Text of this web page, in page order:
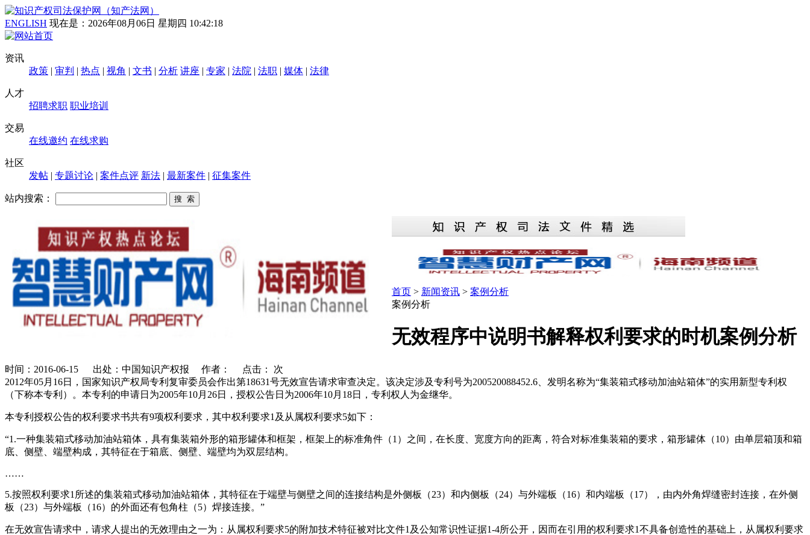
ENGLISH 现在是： 2026年08月06日 星期四 10:42:19
资讯
政策 | 审判 | 热点 | 视角 | 文书 | 分析 讲座 | 专家 | 法院 | 法职 | 媒体 | 法律
人才
招聘求职 职业培训
交易
在线邀约 在线求购
社区
发帖 | 专题讨论 | 案件点评 新法 | 最新案件 | 征集案件
站内搜索：
首页 > 新闻资讯 > 案例分析
案例分析
无效程序中说明书解释权利要求的时机案例分析
时间：2016-06-15 出处：中国知识产权报 作者： 点击：
次
2012年05月16日，国家知识产权局专利复审委员会作出第18631号无效宣告请求审查决定。该决定涉及专利号为200520088452.6、发明名称为“集装箱式移动加油站箱体”的实用新型专利权
（下称本专利）。本专利的申请日为2005年10月26日，授权公告日为2006年10月18日，专利权人为金继华。
本专利授权公告的权利要求书共有9项权利要求，其中权利要求1及从属权利要求5如下：
“1.一种集装箱式移动加油站箱体，具有集装箱外形的箱形罐体和框架，框架上的标准角件（1）之间，在长度、宽度方向的距离，符合对标准集装箱的要求，箱形罐体（10）由单层箱顶和箱
底、侧壁、端壁构成，其特征在于箱底、侧壁、端壁均为双层结构。
……
5.按照权利要求1所述的集装箱式移动加油站箱体，其特征在于端壁与侧壁之间的连接结构是外侧板（23）和内侧板（24）与外端板（16）和内端板（17），由内外角焊缝密封连接，在外侧
板（23）与外端板（16）的外面还有包角柱（5）焊接连接。”
在无效宣告请求中，请求人提出的无效理由之一为：从属权利要求5的附加技术特征被对比文件1及公知常识性证据1-4所公开，因而在引用的权利要求1不具备创造性的基础上，从属权利要求